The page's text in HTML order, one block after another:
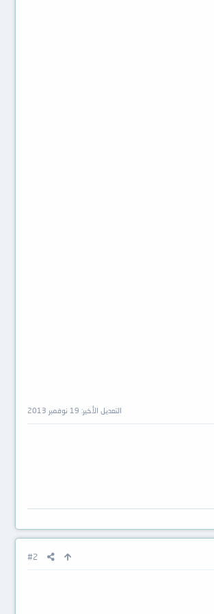
التعديل الأخير: 19 نوفمبر 2013
#2